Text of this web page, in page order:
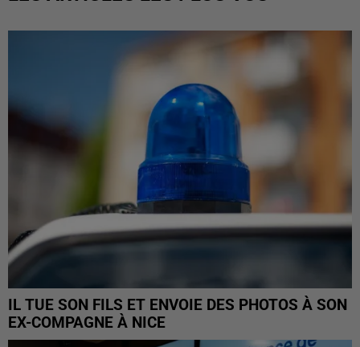
IL TUE SON FILS ET ENVOIE DES PHOTOS À SON
EX-COMPAGNE À NICE